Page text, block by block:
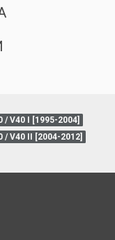
V40 I [1995-2004]
V40 II [2004-2012]